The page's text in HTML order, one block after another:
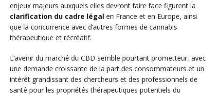
enjeux majeurs auxquels elles devront faire face figurent la
clarification du cadre légal en France et en Europe, ainsi
que la concurrence avec d’autres formes de cannabis
thérapeutique et récréatif.
L’avenir du marché du CBD semble pourtant prometteur, avec
une demande croissante de la part des consommateurs et un
intérêt grandissant des chercheurs et des professionnels de
santé pour les propriétés thérapeutiques potentiels du